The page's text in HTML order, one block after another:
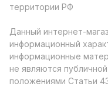
территории РФ
Данный интернет-
информационный
информационные
не являются
положениями Статьи